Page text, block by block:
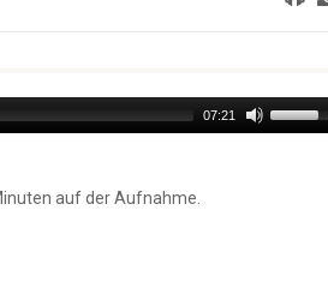
07:21
Use
Up/
auf der Aufnahme.